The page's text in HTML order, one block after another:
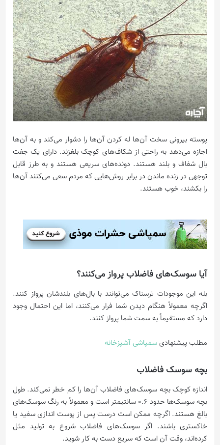
پوسته بیرونی سخت آن‌ها له کردن آن‌ها را دشوار می‌کند و به آن‌ها
اجازه می‌دهد به راحتی از شکاف‌های کوچک بلغزند. دارای یک جفت
بال شفاف و بلند هستند. دونده‌های سریعی هستند و به طرز قابل
توجهی در زنده ماندن در برابر روش‌هایی که مردم سعی می‌کنند آن‌ها
را بکشند، خوب هستند.
آیا سوسک‌های فاضلاب پرواز می‌کنند؟
بله این موجودات ترسناک می‌توانند با بال‌های بلندشان پرواز کنند.
اگرچه معمولاً هنگام دیدن شما فرار می‌کنند، اما این احتمال وجود
دارد که مستقیماً به سمت شما پرواز کنند.
مطلب پیشنهادیسمپاشی آشپزخانه
بچه سوسک فاضلاب
اندازه کوچک بچه سوسک‌های فاضلاب آن‌ها را کم خطر نمی‌کند. طول
بچه سوسک‌ها حدود 0.6 سانتیمتر است و معمولاً به رنگ سوسک‌های
بالغ هستند. اگرچه ممکن است درست پس از پوست اندازی سفید یا
خاکستری باشند. اگر سوسک‌های فاضلاب شروع به تولید مثل
کرده‌اند، وقت آن است که سریع دست به کار شوید.